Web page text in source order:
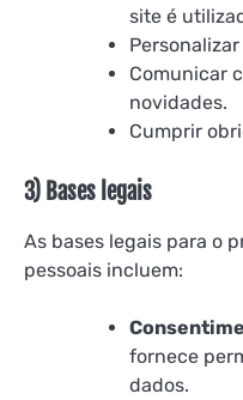
site é
Comunicar
novidades.
Cumprir
3) Bases legais
As bases legais para o
pessoais incluem:
fornece
dados.